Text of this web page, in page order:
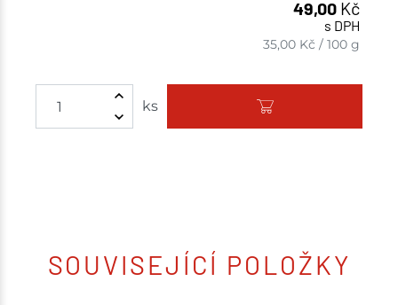
49,00 Kč
s DPH
35,00 Kč /100 g
ks
SOUVISEJÍCÍ POLOŽKY